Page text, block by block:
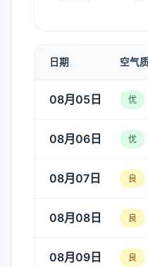
日期 空气
08月05日 优
08月06日 优
08月07日 良
08月08日 良
08月09日 良